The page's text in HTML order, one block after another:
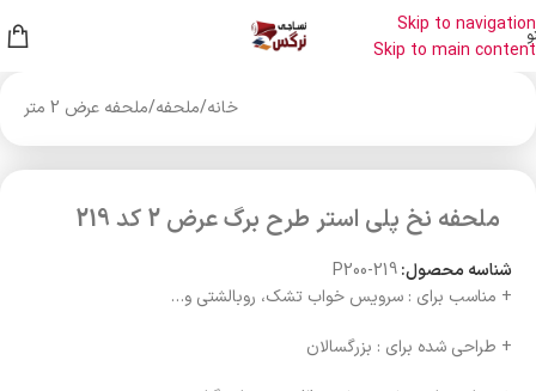
Skip to navigation
Skip to main content
خانه/ملحفه/ملحفه عرض 2 متر
ملحفه نخ پلی استر طرح برگ عرض 2 کد 219
شناسه محصول:P200-219
+ مناسب برای : سرویس خواب تشک، روبالشتی و…
+ طراحی شده برای : بزرگسالان